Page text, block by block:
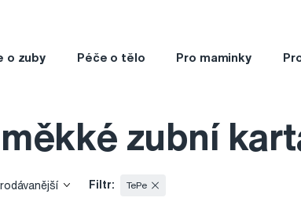
o zuby Péče o tělo Pro maminky
zubní
Filtr: TePe